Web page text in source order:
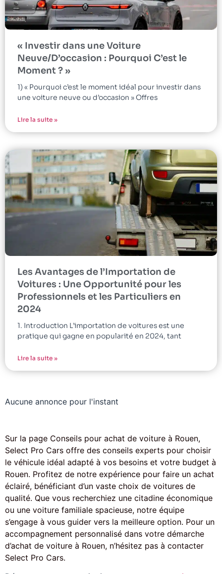
« Investir dans une Voiture
Neuve/D’occasion : Pourquoi C’est le
Moment ? »
1) « Pourquoi c’est le moment idéal pour investir dans
une voiture neuve ou d’occasion » Offres
Lire la suite »
Les Avantages de l’Importation de
Voitures : Une Opportunité pour les
Professionnels et les Particuliers en
2024
1. Introduction L’importation de voitures est une
pratique qui gagne en popularité en 2024, tant
Lire la suite »
Aucune annonce pour l'instant
Sur la page Conseils pour achat de voiture à Rouen,
Select Pro Cars offre des conseils experts pour choisir
le véhicule idéal adapté à vos besoins et votre budget à
Rouen. Profitez de notre expérience pour faire un achat
éclairé, bénéficiant d’un vaste choix de voitures de
qualité. Que vous recherchiez une citadine économique
ou une voiture familiale spacieuse, notre équipe
s’engage à vous guider vers la meilleure option. Pour un
accompagnement personnalisé dans votre démarche
d’achat de voiture à Rouen, n’hésitez pas à contacter
Select Pro Cars.